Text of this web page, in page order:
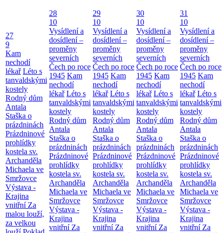
27
9
Kam
nechodí
lékař Léto s
tanvaldskými
kostely
Rodný dům
Antala
Staška o
prázdninách
Prázdninové
prohlídky
kostela sv.
Archanděla
Michaela ve
Smržovce
Výstava -
Krajina
vnitřní Za
malou louží,
za velkou
28
10
Vysídlení a
dosídlení –
proměny
severních
Čech po roce
1945 Kam
nechodí
lékař Léto s
tanvaldskými
kostely
Rodný dům
Antala
Staška o
prázdninách
Prázdninové
prohlídky
kostela sv.
Archanděla
Michaela ve
Smržovce
Výstava -
Krajina
vnitřní Za
29
10
Vysídlení a
dosídlení –
proměny
severních
Čech po roce
1945 Kam
nechodí
lékař Léto s
tanvaldskými
kostely
Rodný dům
Antala
Staška o
prázdninách
Prázdninové
prohlídky
kostela sv.
Archanděla
Michaela ve
Smržovce
Výstava -
Krajina
vnitřní Za
30
10
Vysídlení a
dosídlení –
proměny
severních
Čech po roce
1945 Kam
nechodí
lékař Léto s
tanvaldskými
kostely
Rodný dům
Antala
Staška o
prázdninách
Prázdninové
prohlídky
kostela sv.
Archanděla
Michaela ve
Smržovce
Výstava -
Krajina
vnitřní Za
31
10
Vysídlení a
dosídlení –
proměny
severních
Čech po roce
1945 Kam
nechodí
lékař Léto s
tanvaldskými
kostely
Rodný dům
Antala
Staška o
prázdninách
Prázdninové
prohlídky
kostela sv.
Archanděla
Michaela ve
Smržovce
Výstava -
Krajina
vnitřní Za